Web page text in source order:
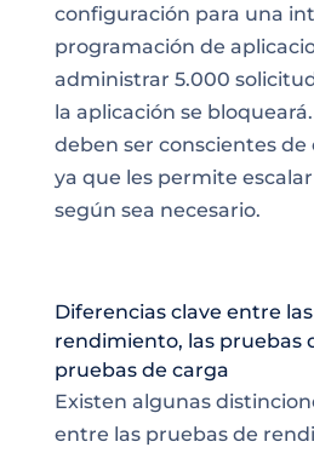
configuración para una
programación de
administrar 5.000
la aplicación se
deben ser conscientes de
ya que les permite
según sea necesario.
Diferencias clave entre
rendimiento, las pruebas
pruebas de carga
Existen algunas
entre las pruebas de